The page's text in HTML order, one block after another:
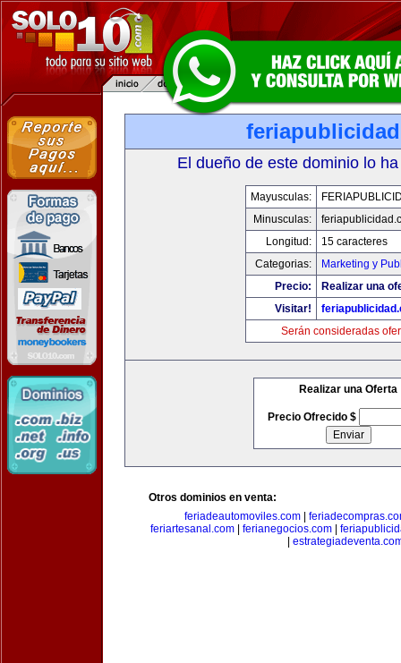
El dueño de este dominio lo
Mayusculas:
Minusculas:
Longitud:
15 caracteres
Categorias:
Marketing y
Precio:
Realizar una
Visitar!
Serán consideradas
Realizar una Oferta
Precio Ofrecido $
Otros dominios en venta:
feriadeautomoviles.com
feriartesanal.com
ferianegocios.com